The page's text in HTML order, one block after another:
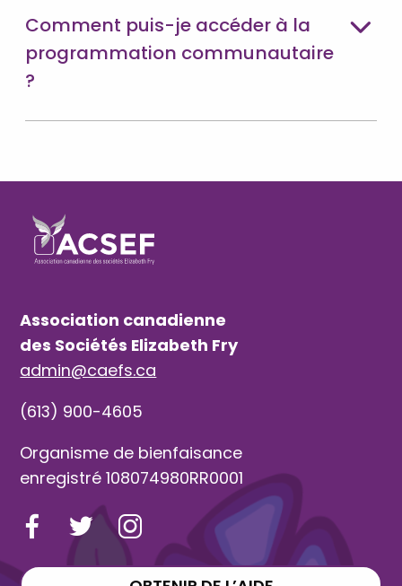
Comment puis-je accéder à la
programmation communautaire
?
Association canadienne
des Sociétés Elizabeth Fry
admin@caefs.ca
(613) 900-4605
Organisme de bienfaisance
enregistré 108074980RR0001